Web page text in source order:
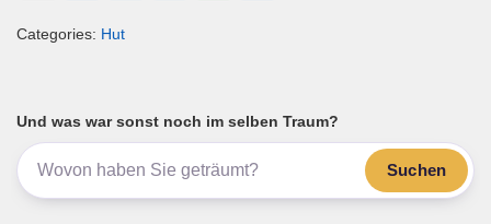
ail c
b
o
o
a
m
A
p
p
Categories: Hut
Und was war sonst noch im selben Traum?
Suchen